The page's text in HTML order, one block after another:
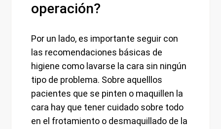
operación?
Por un lado, es importante seguir con
las recomendaciones básicas de
higiene como lavarse la cara sin ningún
tipo de problema. Sobre aquelllos
pacientes que se pinten o maquillen la
cara hay que tener cuidado sobre todo
en el frotamiento o desmaquillado de la